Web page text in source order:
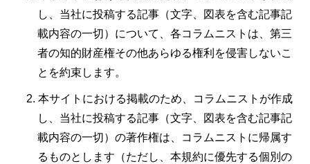
し、当社に投稿する記事（文字、図表を含む記事記
載内容の一切）について、各コラムニストは、第三
者の知的財産権その他あらゆる権利を侵害しないこ
とを約束します。
本サイトにおける掲載のため、コラムニストが作成
し、当社に投稿する記事（文字、図表を含む記事記
載内容の一切）の著作権は、コラムニストに帰属す
るものとします（ただし、本規約に優先する個別の